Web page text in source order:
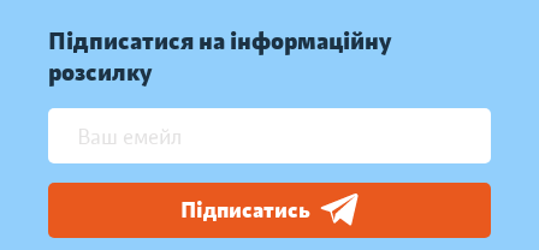
Підписатися на інформаційну
розсилку
Підписатись